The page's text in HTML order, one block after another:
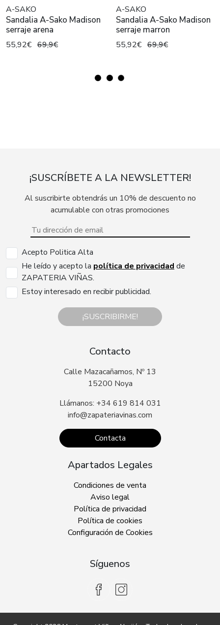
A-SAKO
Sandalia A-Sako Madison
serraje arena
55,92€ 69,9€
A-SAKO
Sandalia A-Sako Madison
serraje marron
55,92€ 69,9€
¡SUSCRÍBETE A LA NEWSLETTER!
Al suscribirte obtendrás un 10% de descuento no
acumulable con otras promociones
Acepto Politica Alta
He leído y acepto la política de privacidad de
ZAPATERIA VIÑAS.
Estoy interesado en recibir publicidad.
¡SUSCRIBIRME!
Contacto
Calle Mazacañamos, Nº 13
15200 Noya
Llámanos: +34 619 814 031
info@zapateriavinas.com
Contacta
Apartados Legales
Condiciones de venta
Aviso legal
Política de privacidad
Política de cookies
Configuración de Cookies
Síguenos